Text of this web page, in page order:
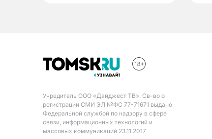
Учредитель ООО «Дайджест ТВ». Св-во о
регистрации СМИ ЭЛ №ФС 77-71671 выдано
Федеральной службой по надзору в сфере
связи, информационных технологий и
массовых коммуникаций 23.11.2017